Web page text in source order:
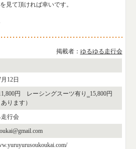
見て頂ければ幸いです。
掲載者： ゆるゆる走行会
12日
円 レーシングスーツ有り‗15,800円
あります）
行会